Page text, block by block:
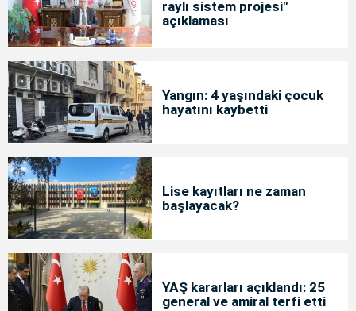
raylı sistem projesi"
açıklaması
Yangın: 4 yaşındaki çocuk
hayatını kaybetti
Lise kayıtları ne zaman
başlayacak?
YAŞ kararları açıklandı: 25
general ve amiral terfi etti